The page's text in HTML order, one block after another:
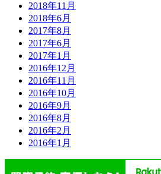
2018年11月
2018年6月
2017年8月
2017年6月
2017年1月
2016年12月
2016年11月
2016年10月
2016年9月
2016年8月
2016年2月
2016年1月